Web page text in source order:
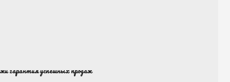
гарантия успешных продаж